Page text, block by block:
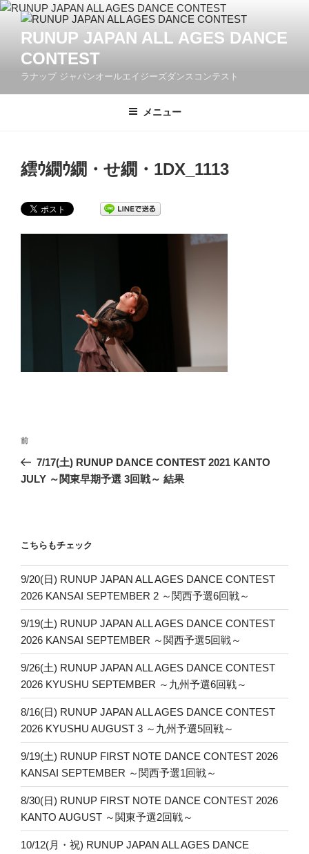
コ
RUNUP JAPAN ALL AGES DANCE
CONTEST
ラナップ ジャパンオールエイジーズダンスコンテスト
メニュー
繧ｳ繝ｳ繝・せ繝・1DX_1113
投
ナ
シ
ョ
ン
前
の
投
前
7/17(土) RUNUP DANCE CONTEST 2021 KANTO
JULY ～関東早期予選 3回戦～ 結果
こちらもチェック
9/20(日) RUNUP JAPAN ALL AGES DANCE CONTEST
2026 KANSAI SEPTEMBER 2 ～関西予選6回戦～
9/19(土) RUNUP JAPAN ALL AGES DANCE CONTEST
2026 KANSAI SEPTEMBER ～関西予選5回戦～
9/26(土) RUNUP JAPAN ALL AGES DANCE CONTEST
2026 KYUSHU SEPTEMBER ～九州予選6回戦～
8/16(日) RUNUP JAPAN ALL AGES DANCE CONTEST
2026 KYUSHU AUGUST 3 ～九州予選5回戦～
9/19(土) RUNUP FIRST NOTE DANCE CONTEST 2026
KANSAI SEPTEMBER ～関西予選1回戦～
8/30(日) RUNUP FIRST NOTE DANCE CONTEST 2026
KANTO AUGUST ～関東予選2回戦～
10/12(月・祝) RUNUP JAPAN ALL AGES DANCE